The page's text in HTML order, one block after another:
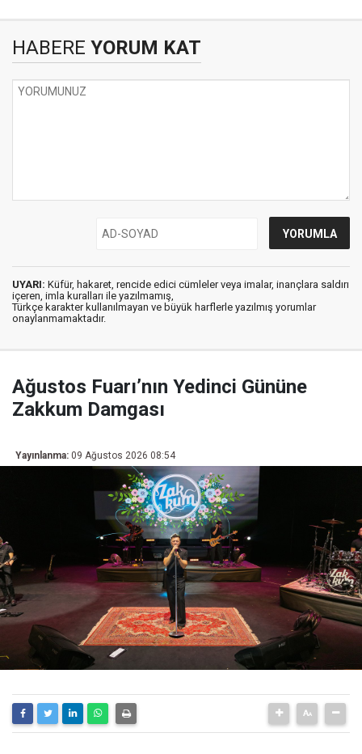
HABERE YORUM KAT
UYARI: Küfür, hakaret, rencide edici cümleler veya imalar, inançlara saldırı
içeren, imla kuralları ile yazılmamış,
Türkçe karakter kullanılmayan ve büyük harflerle yazılmış yorumlar
onaylanmamaktadır.
Ağustos Fuarı’nın Yedinci Gününe
Zakkum Damgası
Yayınlanma: 09 Ağustos 2026 08:54